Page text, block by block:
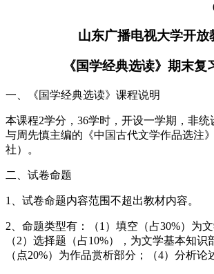
山东广播电视大学开放
《国学经典选读》期末复
一、《国学经典选读》课程说明
本课程2学分，36学时，开设一学期，非
与周先慎主编的《中国古代文学作品选注
社）。
二、试卷命题
1、试卷命题内容范围不超出教材内容。
2、命题类型有：（1）填空（占30%）为
（2）选择题（占10%），为文学基本知识
（点20%）为作品赏析部分；（4）分析论